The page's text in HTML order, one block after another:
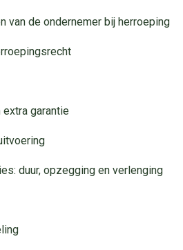
de ondernemer bij herroeping
garantie
duur, opzegging en verlenging